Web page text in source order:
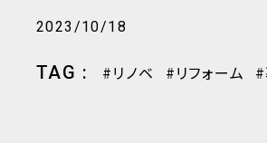
2023/10/18
TAG : リノベ リフォーム